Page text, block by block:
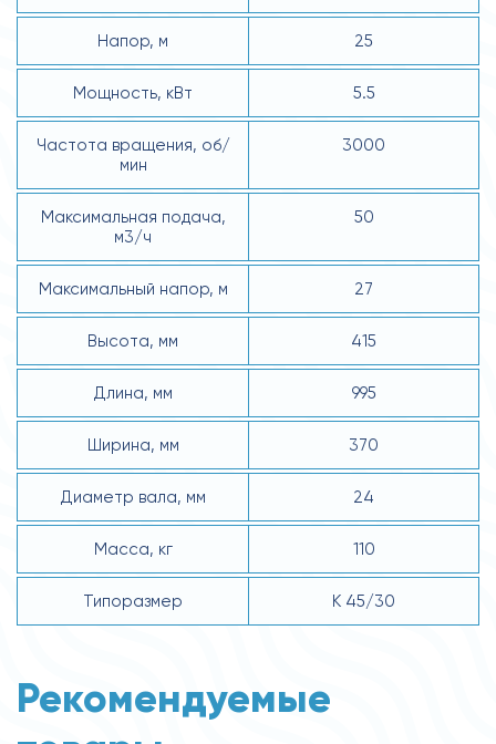
Напор, м 25
Мощность, кВт 5.5
Частота вращения, об/
мин
3000
Максимальная подача,
м3/ч
50
Максимальный напор, м 27
Высота, мм 415
Длина, мм 995
Ширина, мм 370
Диаметр вала, мм 24
Масса, кг 110
Типоразмер К 45/30
Рекомендуемые